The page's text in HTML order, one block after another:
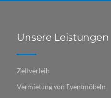
Unsere Leistungen
Zeltverleih
Vermietung von Eventmöbeln